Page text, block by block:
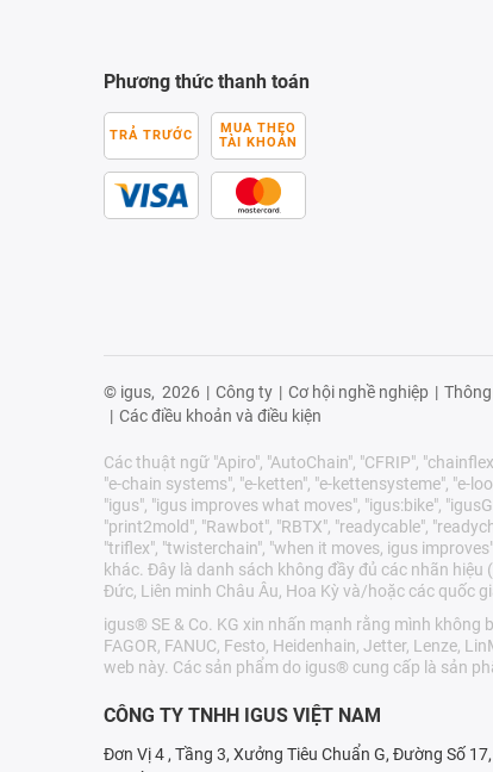
Phương thức thanh toán
TRẢ TRƯỚC
MUA THEO
TÀI KHOẢN
© igus, 2026 | Công ty | Cơ hội nghề nghiệp |
| Các điều khoản và điều kiện
Các thuật ngữ "Apiro", "AutoChain", "CFRIP",
"e-chain systems", "e-ketten", "e-kettensysteme", "e-
"igus", "igus improves what moves", "igus:bike",
"print2mold", "Rawbot", "RBTX", "readycable",
"triflex", "twisterchain", "when it moves, igus
khác. Đây là danh sách không đầy đủ các nhãn
Đức, Liên minh Châu Âu, Hoa Kỳ và/hoặc các quốc
igus® SE & Co. KG xin nhấn mạnh rằng mình không
FAGOR, FANUC, Festo, Heidenhain, Jetter, Lenze,
web này. Các sản phẩm do igus® cung cấp là sản
CÔNG TY TNHH IGUS VIỆT NAM
Đơn Vị 4 , Tầng 3, Xưởng Tiêu Chuẩn G, Đường Số